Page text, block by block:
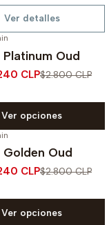
Ver detalles
Oud
CLP$2.800 CLP
Ver opciones
Oud
CLP$2.800 CLP
Ver opciones